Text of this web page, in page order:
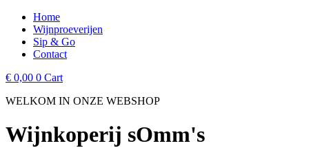
Home
Wijnproeverijen
Sip & Go
Contact
€ 0,00 0 Cart
WELKOM IN ONZE WEBSHOP​
Wijnkoperij sOmm's